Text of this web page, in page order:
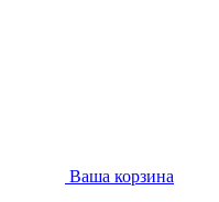
Ваша корзина